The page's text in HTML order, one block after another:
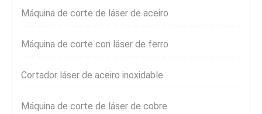
Máquina de corte de láser de aceiro
Máquina de corte con láser de ferro
Cortador láser de aceiro inoxidable
Máquina de corte de láser de cobre